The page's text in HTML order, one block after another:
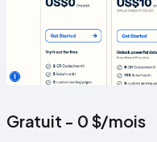
Gratuit - 0 $/mois